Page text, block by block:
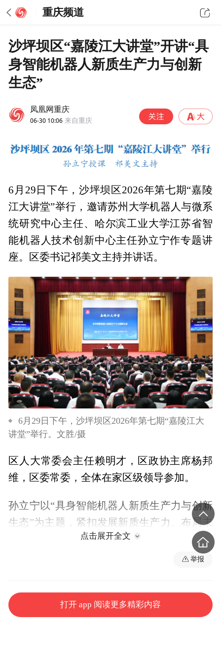
重庆频道
沙坪坝区“嘉陵江大讲堂”开讲“具
身智能机器人新质生产力与创新
生态”
凤凰网重庆
06-30 10:06 来自重庆
6月29日下午，沙坪坝区2026年第七期“嘉陵
江大讲堂”举行，邀请苏州大学机器人与微系
统研究中心主任、哈尔滨工业大学江苏省智
能机器人技术创新中心主任孙立宁作专题讲
座。区委书记祁美文主持并讲话。
6月29日下午，沙坪坝区2026年第七期“嘉陵江大
讲堂”举行。文胜/摄
区人大常委会主任赖明才，区政协主席杨邦
维，区委常委，全体在家区级领导参加。
孙立宁以“具身智能机器人新质生产力与创新
生态”为主题，紧扣发展新质生产力、布局未
来产业的战略导向，立足当前我国经济发展
历史方位和国际环境，宏观分析了我国制造
剖析了机器人前沿技术、应用热点产品、主
点击展开全文
举报
打开 app 阅读更多精彩内容